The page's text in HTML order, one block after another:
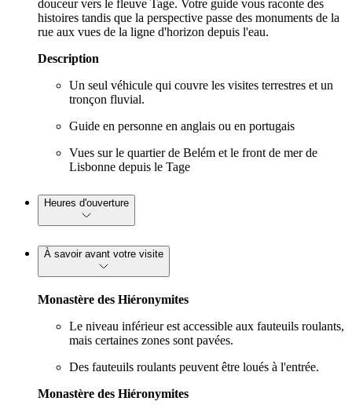
douceur vers le fleuve Tage. Votre guide vous raconte des
histoires tandis que la perspective passe des monuments de la
rue aux vues de la ligne d'horizon depuis l'eau.
Description
Un seul véhicule qui couvre les visites terrestres et un
tronçon fluvial.
Guide en personne en anglais ou en portugais
Vues sur le quartier de Belém et le front de mer de
Lisbonne depuis le Tage
Heures d'ouverture
À savoir avant votre visite
Monastère des Hiéronymites
Le niveau inférieur est accessible aux fauteuils roulants,
mais certaines zones sont pavées.
Des fauteuils roulants peuvent être loués à l'entrée.
Monastère des Hiéronymites